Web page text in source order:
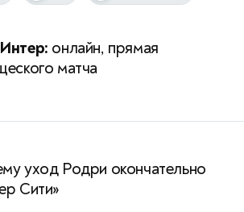
онлайн, прямая
матча
уход Родри окончательно
Сити»